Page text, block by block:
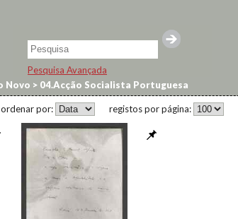
Pesquisa Avançada
Novo > 04.Acção Socialista Portuguesa
registos por página:
ordenar por: